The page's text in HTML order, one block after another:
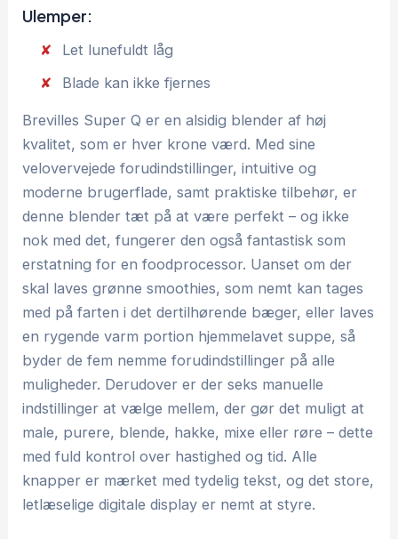
Ulemper:
Let lunefuldt låg
Blade kan ikke fjernes
Brevilles Super Q er en alsidig blender af høj
kvalitet, som er hver krone værd. Med sine
velovervejede forudindstillinger, intuitive og
moderne brugerflade, samt praktiske tilbehør, er
denne blender tæt på at være perfekt – og ikke
nok med det, fungerer den også fantastisk som
erstatning for en foodprocessor. Uanset om der
skal laves grønne smoothies, som nemt kan tages
med på farten i det dertilhørende bæger, eller laves
en rygende varm portion hjemmelavet suppe, så
byder de fem nemme forudindstillinger på alle
muligheder. Derudover er der seks manuelle
indstillinger at vælge mellem, der gør det muligt at
male, purere, blende, hakke, mixe eller røre – dette
med fuld kontrol over hastighed og tid. Alle
knapper er mærket med tydelig tekst, og det store,
letlæselige digitale display er nemt at styre.